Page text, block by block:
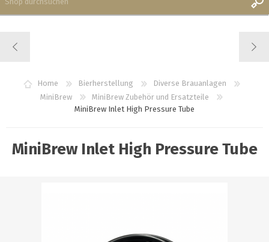
WUNSCHLISTE
Home Bierherstellung
Diverse Brauanlagen
MiniBrew
MiniBrew Zubehör und Ersatzteile
MiniBrew Inlet High Pressure Tube
MiniBrew Inlet High Pressure Tube